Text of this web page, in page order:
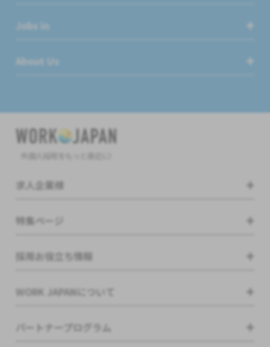
Jobs in
About Us
求人企業様
特集ページ
採用お役立ち情報
WORK JAPANについて
パートナープログラム